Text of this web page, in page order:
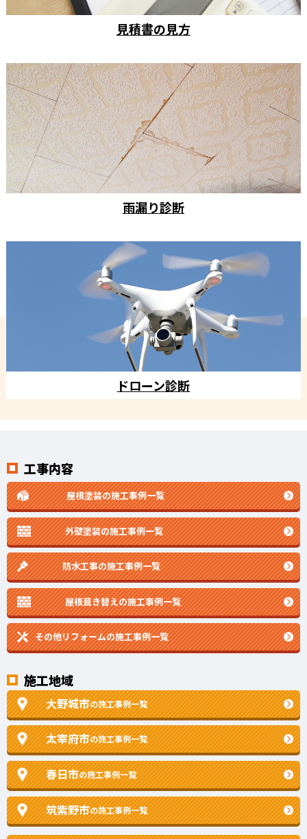
見積書の見方
雨漏り診断
ドローン診断
工事内容
屋根塗装の施工事例一覧
外壁塗装の施工事例一覧
防水工事の施工事例一覧
屋根葺き替えの施工事例一覧
その他リフォームの施工事例一覧
施工地域
大野城市の施工事例一覧
太宰府市の施工事例一覧
春日市の施工事例一覧
筑紫野市の施工事例一覧